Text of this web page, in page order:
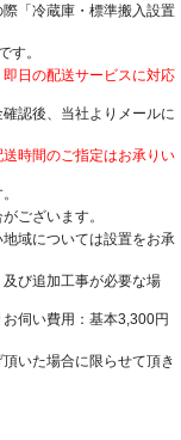
「冷蔵庫・標準搬入設置
す。
即日の配送サービスに対応
認後、当社よりメールに
送時間のご指定はお承りい
ございます。
域については設置をお承
び追加工事が必要な場
伺い費用：基本3,300円
いた場合に限らせて頂き